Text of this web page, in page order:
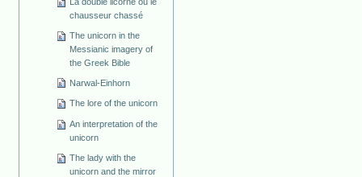
chausseur chassé
The unicorn in the
Messianic imagery of
the Greek Bible
Narwal-Einhorn
The lore of the unicorn
An interpretation of the
unicorn
The lady with the
unicorn and the mirror